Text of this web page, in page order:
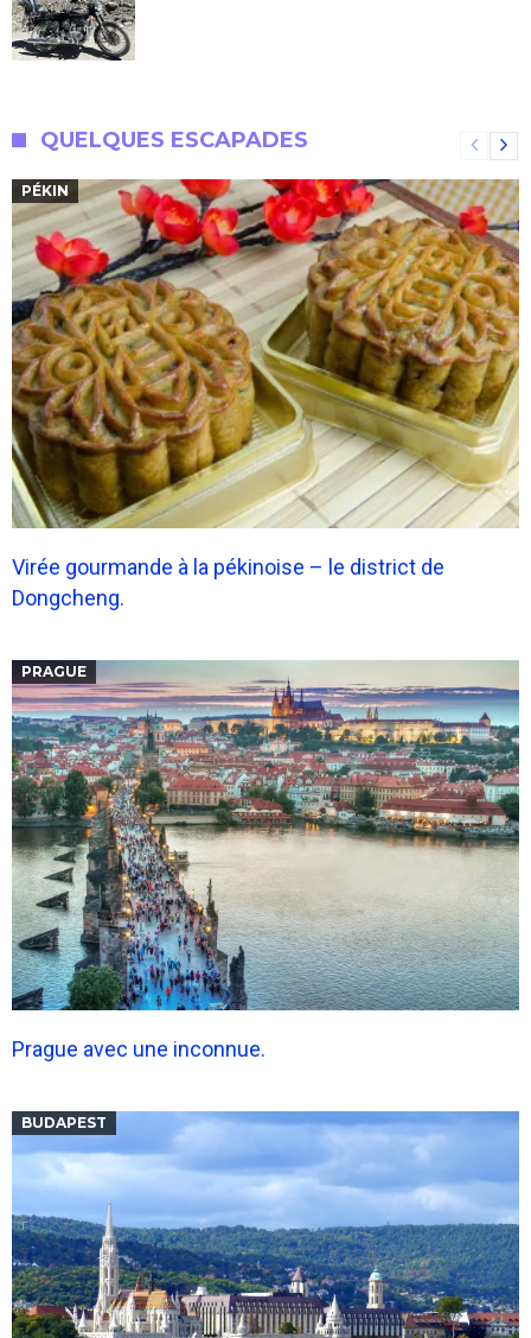
QUELQUES ESCAPADES
PÉKIN
Virée gourmande à la pékinoise – le district de
Dongcheng.
PRAGUE
Prague avec une inconnue.
BUDAPEST